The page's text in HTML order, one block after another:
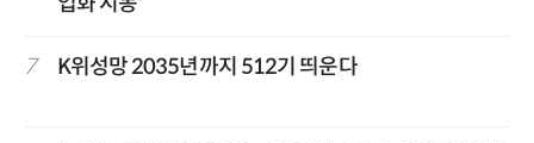
7 K위성망 2035년까지 512기 띄운다